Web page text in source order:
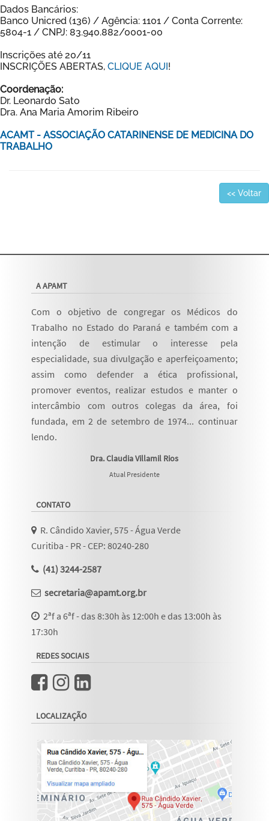
Dados Bancários:
Banco Unicred (136) / Agência: 1101 / Conta Corrente:
5804-1 / CNPJ: 83.940.882/0001-00
Inscrições até 20/11
INSCRIÇÕES ABERTAS, CLIQUE AQUI!
Coordenação:
Dr. Leonardo Sato
Dra. Ana Maria Amorim Ribeiro
ACAMT - ASSOCIAÇÃO CATARINENSE DE MEDICINA DO
TRABALHO
<< Voltar
A APAMT
Com o objetivo de congregar os Médicos do
Trabalho no Estado do Paraná e também com a
intenção de estimular o interesse pela
especialidade, sua divulgação e aperfeiçoamento;
assim como defender a ética profissional,
promover eventos, realizar estudos e manter o
intercâmbio com outros colegas da área, foi
fundada, em 2 de setembro de 1974... continuar
lendo.
Dra. Claudia Villamil Rios
Atual Presidente
CONTATO
R. Cândido Xavier, 575 - Água Verde
Curitiba - PR - CEP: 80240-280
(41) 3244-2587
secretaria@apamt.org.br
2ªf a 6ªf - das 8:30h às 12:00h e das 13:00h às
17:30h
REDES SOCIAIS
LOCALIZAÇÃO